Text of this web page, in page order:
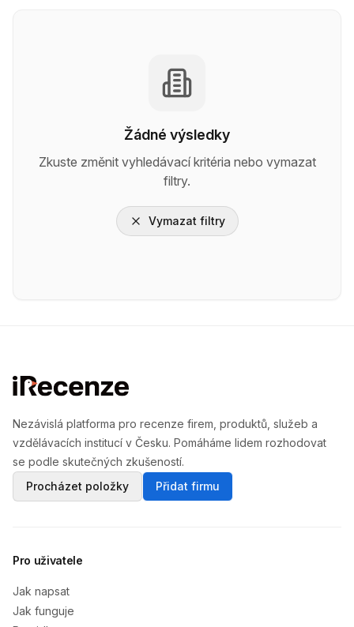
Žádné výsledky
Zkuste změnit vyhledávací kritéria nebo vymazat
filtry.
Vymazat filtry
Nezávislá platforma pro recenze firem, produktů, služeb a
vzdělávacích institucí v Česku. Pomáháme lidem rozhodovat
se podle skutečných zkušeností.
Procházet položky
Přidat firmu
Pro uživatele
Jak napsat
Jak funguje